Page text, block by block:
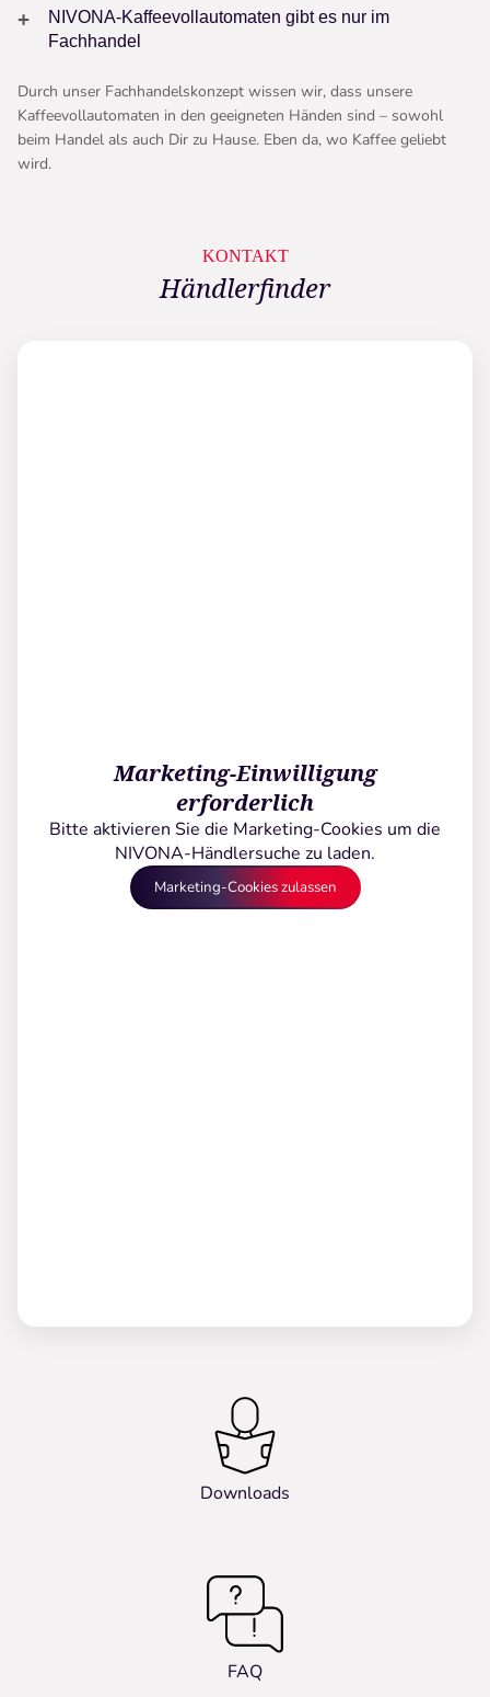
NIVONA-Kaffeevollautomaten gibt es nur im
Fachhandel
Durch unser Fachhandelskonzept wissen wir, dass unsere
Kaffeevollautomaten in den geeigneten Händen sind – sowohl
beim Handel als auch Dir zu Hause. Eben da, wo Kaffee geliebt
wird.
KONTAKT
Händlerfinder
Marketing-Einwilligung
erforderlich
Bitte aktivieren Sie die Marketing-Cookies um die
NIVONA-Händlersuche zu laden.
Marketing-Cookies zulassen
Downloads
FAQ